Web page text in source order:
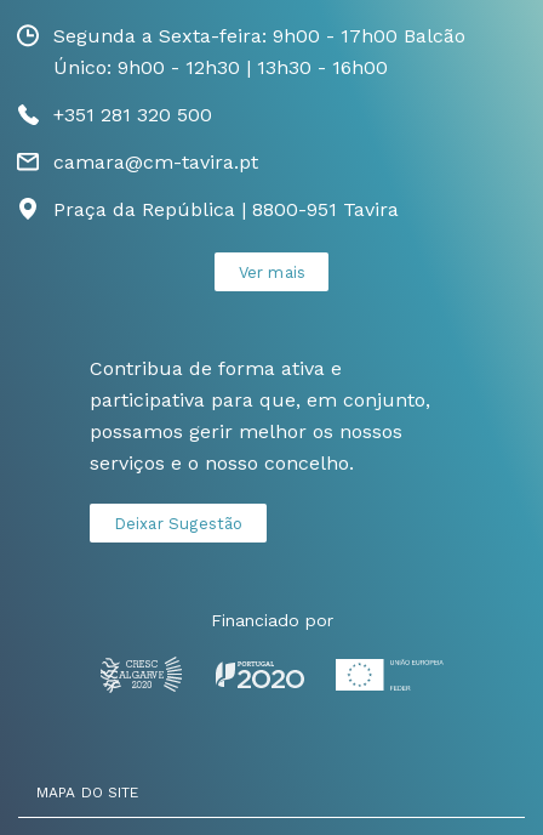
Segunda a Sexta-feira: 9h00 - 17h00 Balcão
Único: 9h00 - 12h30 | 13h30 - 16h00
+351 281 320 500
camara@cm-tavira.pt
Praça da República | 8800-951 Tavira
Ver mais
Contribua de forma ativa e
participativa para que, em conjunto,
possamos gerir melhor os nossos
serviços e o nosso concelho.
Deixar Sugestão
Financiado por
MAPA DO SITE